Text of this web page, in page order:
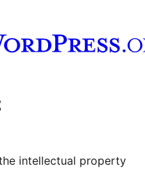
যাওক
intellectual property